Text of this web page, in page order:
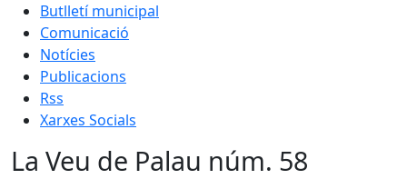
Butlletí municipal
Comunicació
Notícies
Publicacions
Rss
Xarxes Socials
La Veu de Palau núm. 58